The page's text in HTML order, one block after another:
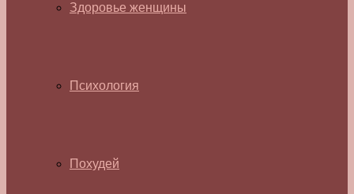
Здоровье женщины
Психология
Похудей